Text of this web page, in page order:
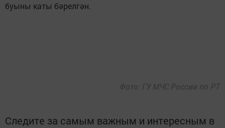
буыны каты бәрелгән.
Фото: ГУ МЧС России по РТ
Следите за самым важным и интересным в